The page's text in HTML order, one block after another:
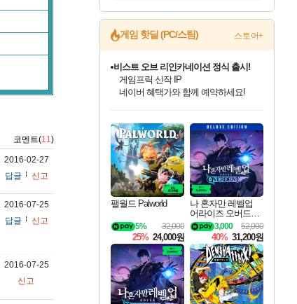
코멘트(11)
2016-02-27
답글
신고
2016-07-25
답글
신고
2016-07-25
신고
게임 핫딜 (PC/스팀) 스토어+
최대 90% 할인가를 만나보세요!
네이버혜택과 함께 만나보세요!
50%할인&추가 적립까지!
네이버 포인트 혜택까지!
이니&베니 혜택까지!
비스트 오브 리인카네이션 정식 출시!
게임프릭 신작 IP
네이버 혜택가와 함께 예약하세요!
할인&네이버혜택으로 만나보세요!
네이버페이 혜택과 만나보세요!
40주년 프로모션으로 만나보세요!
할인가에 만나보세요!
일부 에디션 상시 할인!
혜택으로 예약 판매 중
편안하게 충전하세요
팰월드 Palworld
32,000
5%
25% 24,000원
나 혼자만 레벨업
어라이즈 오버드라
이브 디럭스 에디션
Solo Leveling Arise
Overdrive Deluxe Edi
tion
52,000
3,000
40% 31,200원